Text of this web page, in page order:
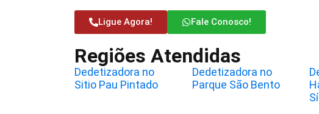
Ligue Agora! Fale Conosco!
Regiões Atendidas
Dedetizadora no
Sitio Pau Pintado
Dedetizadora no
Parque São Bento